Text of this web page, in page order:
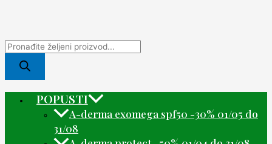
POPUSTI
A-derma exomega spf50 -30% 01/05 do
31/08